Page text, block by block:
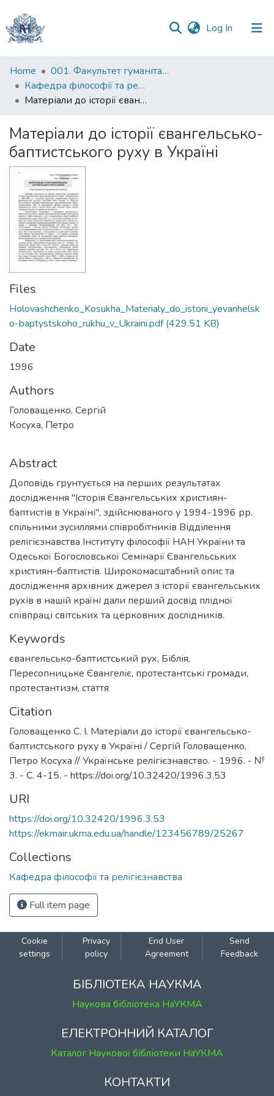
Log In (current)
Communities
&
Collections
Statistics
Home
001. Факультет гуманітарних наук
Кафедра філософії та релігієзнавства
Матеріали до історії євангельсько-баптистського руху в Україні
Матеріали до історії євангельсько-
баптистського руху в Україні
Files
Holovashchenko_Kosukha_Materialy_do_istorii_yevanhelsk
o-baptystskoho_rukhu_v_Ukraini.pdf(429.51 KB)
Date
1996
Authors
Головащенко, Сергій
Косуха, Петро
Abstract
Доповідь грунтується на перших результатах
дослідження "Історія Євангельських християн-
баптистів в Україні", здійснюваного у 1994-1996 рр.
спільними зусиллями співробітників Відділення
релігієзнавства Інституту філософії НАН України та
Одеської Богословської Семінарії Євангельських
християн-баптистів. Широкомасштабний опис та
дослідження архівних джерел з історії євангельських
рухів в нашій країні дали перший досвід плідної
співпраці світських та церковних дослідників.
Keywords
євангельсько-баптистський рух, Біблія,
Пересопницьке Євангеліє, протестантські громади,
протестантизм, стаття
Citation
Головащенко С. І. Матеріали до історії євангельсько-
баптистського руху в Україні / Сергій Головащенко,
Петро Косуха // Українське релігієзнавство. - 1996. - №
3. - С. 4-15. - https://doi.org/10.32420/1996.3.53
URI
https://doi.org/10.32420/1996.3.53
https://ekmair.ukma.edu.ua/handle/123456789/25267
Collections
Кафедра філософії та релігієзнавства
Full item page
Cookie
settings
Privacy
policy
End User
Agreement
Send
Feedback
БІБЛІОТЕКА НАУКМА
Наукова бібліотека НаУКМА
ЕЛЕКТРОННИЙ КАТАЛОГ
Каталог Наукової бібліотеки НаУКМА
КОНТАКТИ